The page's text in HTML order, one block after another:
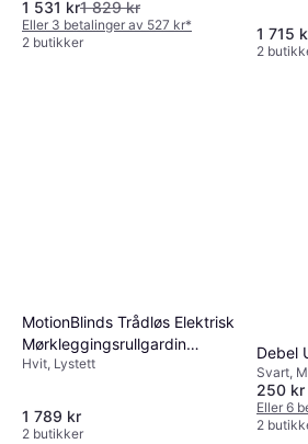
1 531 kr1 829 kr
Eller 3 betalinger av 527 kr*
2 butikker
1 715
2
MotionBlinds Trådløs Elektrisk
Mørkleggingsrullgardin
90x190cm
Hvit, Lystett
1 789 kr
2 butikker
Debel
Svart,
Lystett
250 kr
Eller 6
2